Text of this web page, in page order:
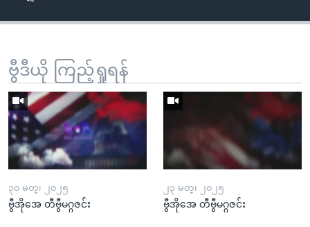
ဗွီဒီယို ကြည့်ရှုရန်
၃၀ မတ္၊ ၂၀၂၅
ဗွီအိုအေ တီဗွီမဂ္ဂဇင်း
၂၃ မတ္၊ ၂၀၂၅
ဗွီအိုအေ တီဗွီမဂ္ဂဇင်း